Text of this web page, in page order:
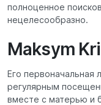
полноценное
нецелесообразно.
Maksym
Его первоначальная
регулярным
вместе с матерью и